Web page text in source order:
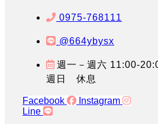
0975-768111
@664ybysx
週一－週六 11:00-
週日 休息
Facebook
Instagram
Line